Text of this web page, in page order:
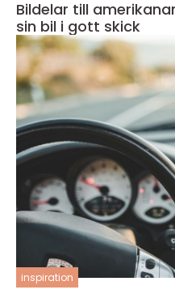
Bildelar till
sin bil i gott skick
inspiration